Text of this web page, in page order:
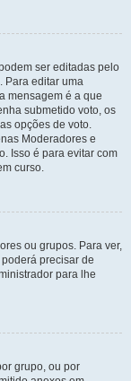
ser editadas pelo
Para editar uma
mensagem é a que
submetido voto, os
opções de voto.
Moderadores e
Isso é para evitar com
curso.
ou grupos. Para ver,
precisar de
para lhe
grupo, ou por